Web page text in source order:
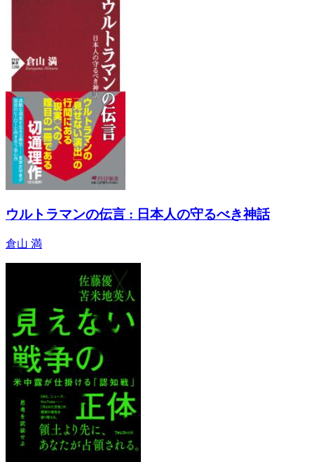
ウルトラマンの伝言 : 日本人の守るべき神話
倉山 満